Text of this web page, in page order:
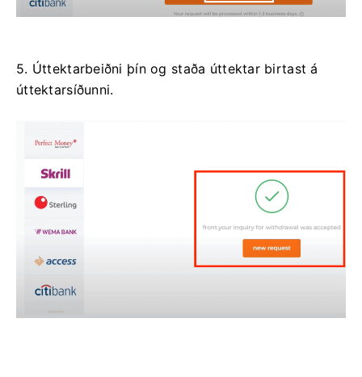
5. Úttektarbeiðni þín og staða úttektar birtast á
úttektarsíðunni.